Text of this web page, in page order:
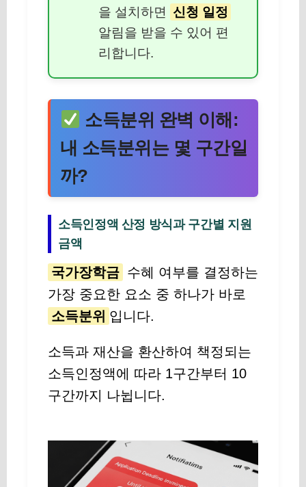
을 설치하면 신청 일정
알림을 받을 수 있어 편
리합니다.
소득분위 완벽 이해:
내 소득분위는 몇 구간일
까?
소득인정액 산정 방식과 구간별 지원
금액
국가장학금 수혜 여부를 결정하는
가장 중요한 요소 중 하나가 바로
소득분위 입니다.
소득과 재산을 환산하여 책정되는
소득인정액에 따라 1구간부터 10
구간까지 나뉩니다.